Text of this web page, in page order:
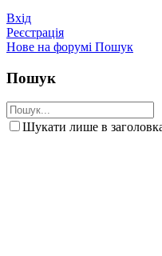
Вхід
Реєстрація
Нове на форумі Пошук
Пошук
Шукати лише в